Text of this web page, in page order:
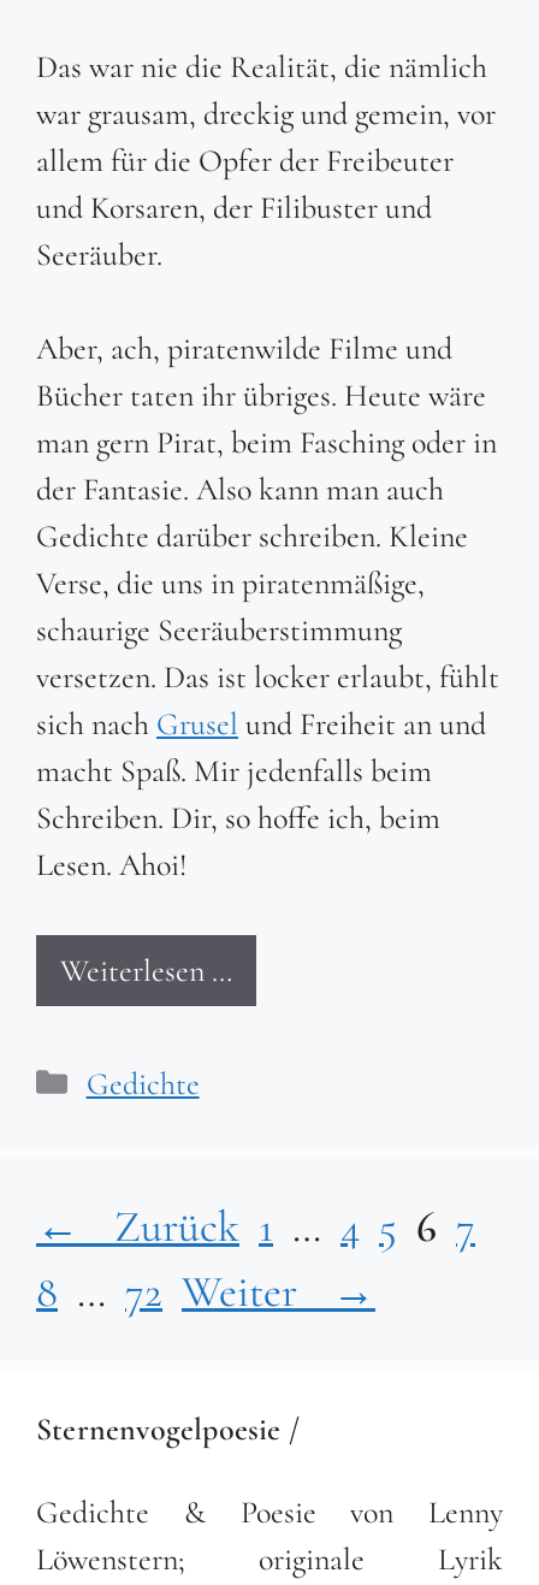
Das war nie die Realität, die nämlich
war grausam, dreckig und gemein, vor
allem für die Opfer der Freibeuter
und Korsaren, der Filibuster und
Seeräuber.
Aber, ach, piratenwilde Filme und
Bücher taten ihr übriges. Heute wäre
man gern Pirat, beim Fasching oder in
der Fantasie. Also kann man auch
Gedichte darüber schreiben. Kleine
Verse, die uns in piratenmäßige,
schaurige Seeräuberstimmung
versetzen. Das ist locker erlaubt, fühlt
sich nach Grusel und Freiheit an und
macht Spaß. Mir jedenfalls beim
Schreiben. Dir, so hoffe ich, beim
Lesen. Ahoi!
Weiterlesen …
Kategorien
Gedichte
← Zurück Seite
1 … Seite
4 Seite
5 Seite
6 Seite
7
8 … Seite
72 Weiter →
Sternenvogelpoesie /
Gedichte & Poesie von Lenny
Löwenstern; originale Lyrik